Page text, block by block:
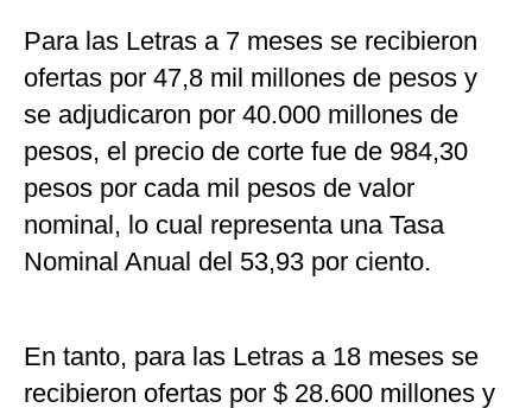
Para las Letras a 7 meses se recibieron
ofertas por 47,8 mil millones de pesos y
se adjudicaron por 40.000 millones de
pesos, el precio de corte fue de 984,30
pesos por cada mil pesos de valor
nominal, lo cual representa una Tasa
Nominal Anual del 53,93 por ciento.
En tanto, para las Letras a 18 meses se
recibieron ofertas por $ 28.600 millones y